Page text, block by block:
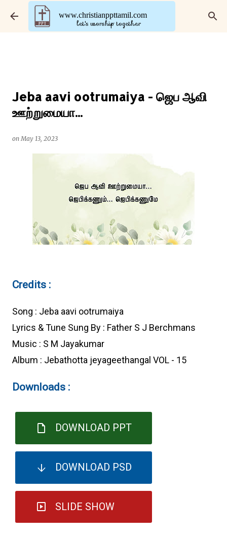
Skip to main content
www.christianppttamil.com
let's worship together
Jeba aavi ootrumaiya - ஜெப ஆவி
ஊற்றுமையா...
onMay 13, 2023
Credits :
Song : Jeba aavi ootrumaiya
Lyrics & Tune Sung By : Father S J Berchmans
Music : S M Jayakumar
Album : Jebathotta jeyageethangal VOL - 15
Downloads :
DOWNLOAD PPT
DOWNLOAD PSD
SLIDE SHOW